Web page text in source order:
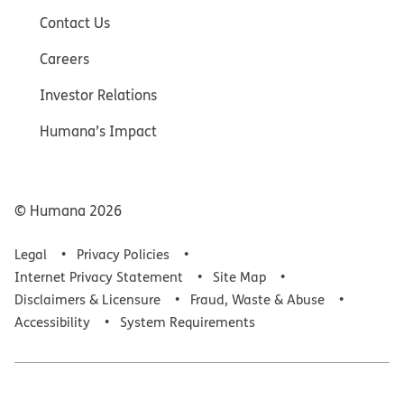
Contact Us
Careers
Investor Relations
Humana’s Impact
© Humana 2026
Legal
Privacy Policies
Internet Privacy Statement
Site Map
Disclaimers & Licensure
Fraud, Waste & Abuse
Accessibility
System Requirements